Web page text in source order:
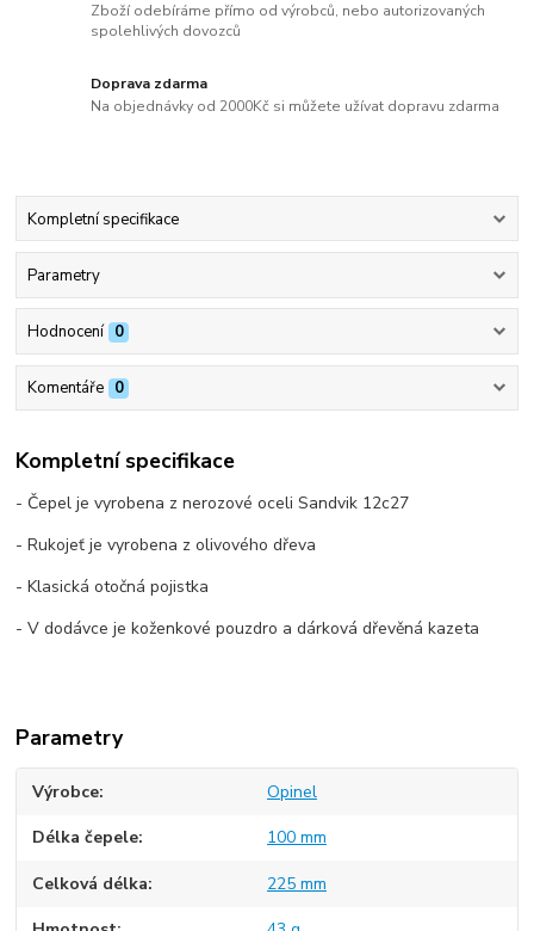
Zboží odebíráme přímo od výrobců, nebo autorizovaných
spolehlivých dovozců
Doprava zdarma
Na objednávky od 2000Kč si můžete užívat dopravu zdarma
Kompletní specifikace
Parametry
Hodnocení 0
Komentáře 0
Kompletní specifikace
- Čepel je vyrobena z nerozové oceli Sandvik 12c27
- Rukojeť je vyrobena z olivového dřeva
- Klasická otočná pojistka
- V dodávce je koženkové pouzdro a dárková dřevěná kazeta
Parametry
Výrobce Opinel
Délka čepele 100 mm
Celková délka 225 mm